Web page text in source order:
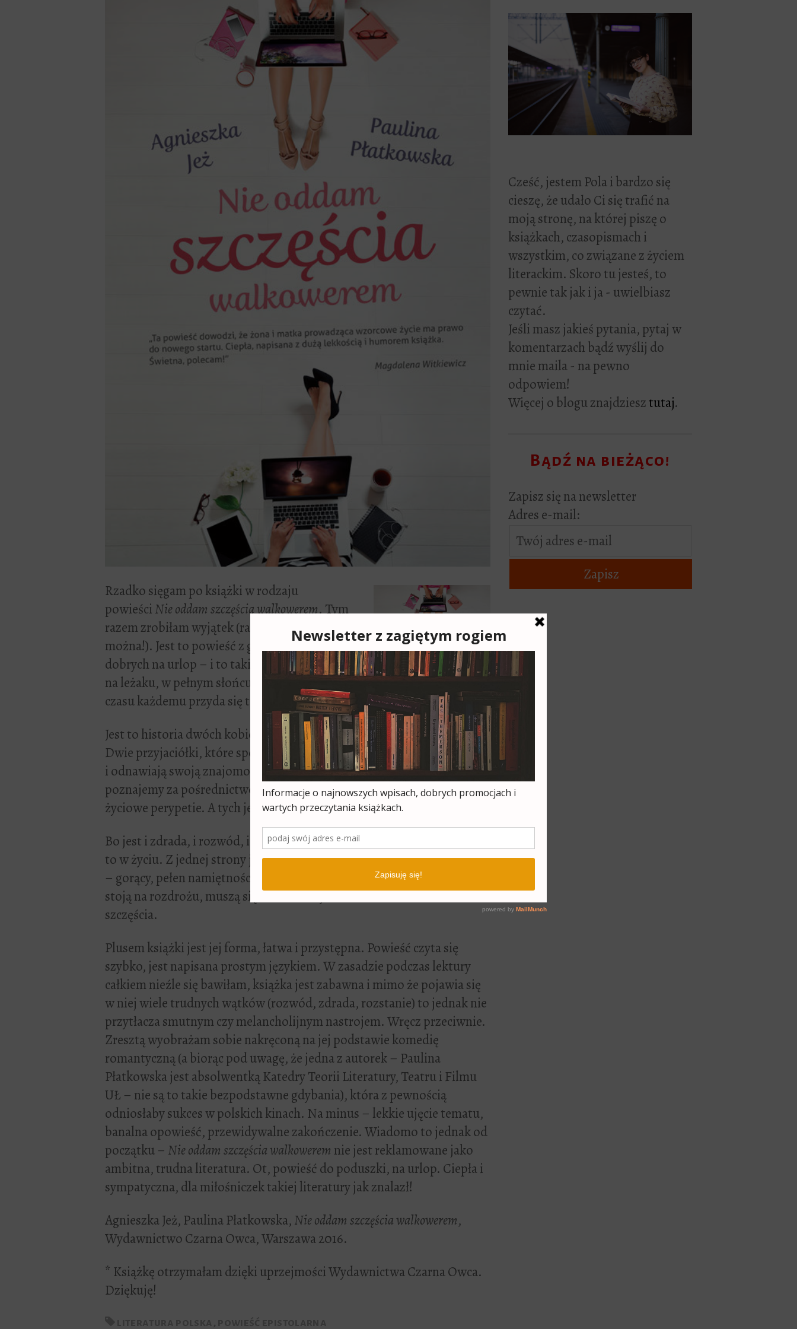
Rzadko sięgam po książki w rodzaju
powieściNie oddam szczęścia walkowerem. Tym
razem zrobiłam wyjątek (raz na kwartał
można!). Jest to powieść z gatunku tych
dobrych na urlop – i to taki niezobowiązujący,
na leżaku, w pełnym słońcu. Od czasu do
czasu każdemu przyda się taka odskocznia.
Jest to historia dwóch kobiet – Jagody i Magdy.
Dwie przyjaciółki, które spotykają się po latach
i odnawiają swoją znajomość. Ich historie
poznajemy za pośrednictwem ich maili, w których opisują swoje
życiowe perypetie. A tych jest całkiem sporo.
Bo jest i zdrada, i rozwód, i miłość, i zawód. Wszystkiego po trochu, jak
to w życiu. Z jednej strony jest związek, który się zakończył, a z drugiej
– gorący, pełen namiętności romans. Są trudne decyzje, bo obie kobiety
stoją na rozdrożu, muszą się na coś zdecydować. Każda szuka dla siebie
szczęścia.
Plusem książki jest jej forma, łatwa i przystępna. Powieść czyta się
szybko, jest napisana prostym językiem. W zasadzie podczas lektury
całkiem nieźle się bawiłam, książka jest zabawna i mimo że pojawia się
w niej wiele trudnych wątków (rozwód, zdrada, rozstanie) to jednak nie
przytłacza smutnym czy melancholijnym nastrojem. Wręcz przeciwnie.
Zresztą wyobrażam sobie nakręconą na jej podstawie komedię
romantyczną (a biorąc pod uwagę, że jedna z autorek – Paulina
Płatkowska jest absolwentką Katedry Teorii Literatury, Teatru i Filmu
UŁ – nie są to takie bezpodstawne gdybania), która z pewnością
odniosłaby sukces w polskich kinach. Na minus – lekkie ujęcie tematu,
banalna opowieść, przewidywalne zakończenie. Wiadomo to jednak od
początku – Nie oddam szczęścia walkowerem nie jest reklamowane jako
ambitna, trudna literatura. Ot, powieść do poduszki, na urlop. Ciepła i
sympatyczna, dla miłośniczek takiej literatury jak znalazł!
Agnieszka Jeż, Paulina Płatkowska,Nie oddam szczęścia walkowerem,
Wydawnictwo Czarna Owca, Warszawa 2016.
* Książkę otrzymałam dzięki uprzejmości Wydawnictwa Czarna Owca.
Dziękuję!
Cześć, jestem Pola i bardzo się
cieszę, że udało Ci się trafić na
moją stronę, na której piszę o
książkach, czasopismach i
wszystkim, co związane z życiem
literackim. Skoro tu jesteś, to
pewnie tak jak i ja - uwielbiasz
czytać.
Jeśli masz jakieś pytania, pytaj w
komentarzach bądź wyślij do
mnie maila - na pewno
odpowiem!
Więcej o blogu znajdziesztutaj.
Bądź na bieżąco!
Zapisz się na newsletter
Adres e-mail: